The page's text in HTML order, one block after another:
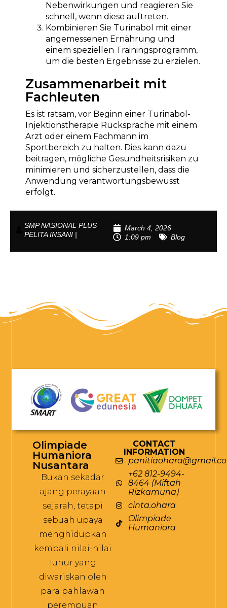
Nebenwirkungen und reagieren Sie
schnell, wenn diese auftreten.
Kombinieren Sie Turinabol mit einer
angemessenen Ernährung und
einem speziellen Trainingsprogramm,
um die besten Ergebnisse zu erzielen.
Zusammenarbeit mit
Fachleuten
Es ist ratsam, vor Beginn einer Turinabol-
Injektionstherapie Rücksprache mit einem
Arzt oder einem Fachmann im
Sportbereich zu halten. Dies kann dazu
beitragen, mögliche Gesundheitsrisiken zu
minimieren und sicherzustellen, dass die
Anwendung verantwortungsbewusst
erfolgt.
SMP NASIONAL PLUS
PELITA INSANI |
March 4, 2026
1:09 pm
Blog
Olimpiade
Humaniora
Nusantara
Bukan sekadar
ajang perayaan
sejarah, tetapi
sebuah upaya
menghidupkan
kembali nilai-nilai
luhur yang
diwariskan oleh
para pahlawan
perempuan
CONTACT
INFORMATION
+62 812-9494-
8464 (Miftah
Rizkamuna)
cinta.ohara
Olimpiade
Humaniora